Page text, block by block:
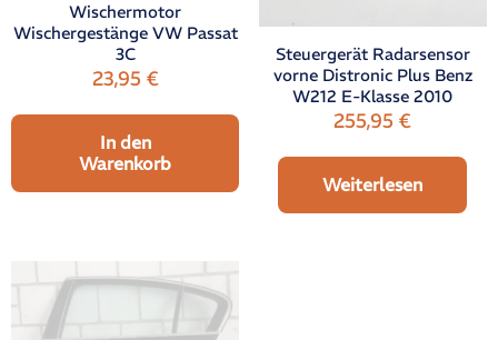
Wischermotor
Wischergestänge VW Passat
3C
23,95 €
In den
Warenkorb
Steuergerät Radarsensor
vorne Distronic Plus Benz
W212 E-Klasse 2010
255,95€
Weiterlesen